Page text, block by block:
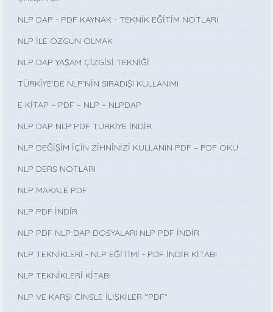
NLP DAP - PDF KAYNAK - TEKNİK EĞİTİM NOTLARI
NLP İLE ÖZGÜN OLMAK
NLP DAP YAŞAM ÇİZGİSİ TEKNİĞİ
TÜRKİYE'DE NLP'NİN SIRADIŞI KULLANIMI
E KİTAP – PDF – NLP – NLPDAP
NLP DAP NLP PDF TÜRKİYE İNDİR
NLP DEĞİŞİM İÇİN ZİHNİNİZİ KULLANIN PDF – PDF OKU
NLP DERS NOTLARI
NLP MAKALE PDF
NLP PDF İNDİR
NLP PDF NLP DAP DOSYALARI NLP PDF İNDİR
NLP TEKNİKLERİ - NLP EĞİTİMİ - PDF İNDİR KİTABI
NLP TEKNİKLERİ KİTABI
NLP VE KARŞI CİNSLE İLİŞKİLER “PDF”